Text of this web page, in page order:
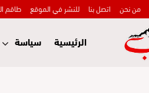
من نحن اتصل بنا للنشر في الموقع طاقم
الرئيسية سياسة